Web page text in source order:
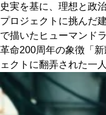
史実を基に、理想と政
プロジェクトに挑んだ
で描いたヒューマンドラ
革命200周年の象徴「
ェクトに翻弄された一